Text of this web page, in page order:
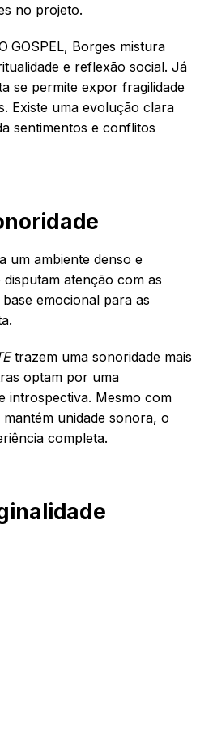
no projeto.
GOSPEL, Borges mistura
e reflexão social. Já
se permite expor fragilidade
Existe uma evolução clara
sentimentos e conflitos
um ambiente denso e
atenção com as
emocional para as
trazem uma sonoridade mais
optam por uma
introspectiva. Mesmo com
unidade sonora, o
completa.